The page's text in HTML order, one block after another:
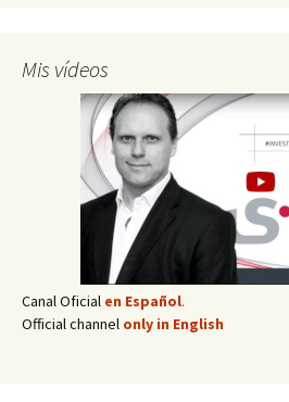
Mis vídeos
Canal Oficial en Español.
Official channel only in English